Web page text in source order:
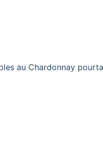
au Chardonnay